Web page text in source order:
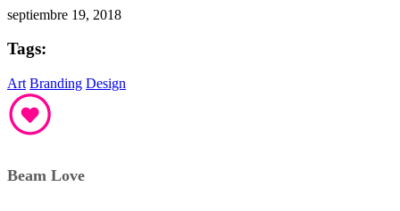
septiembre 19, 2018
Tags:
Art Branding Design
Beam Love